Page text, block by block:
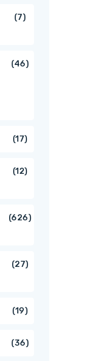
77
4646
1717
producten
1212
626626
2727
1919
producten
3636